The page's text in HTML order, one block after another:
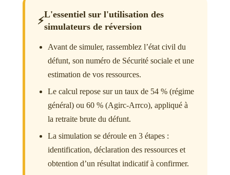
⚡
L'essentiel sur l'utilisation des
simulateurs de réversion
Avant de simuler, rassemblez l’état civil du
défunt, son numéro de Sécurité sociale et une
estimation de vos ressources.
Le calcul repose sur un taux de 54 % (régime
général) ou 60 % (Agirc-Arrco), appliqué à
la retraite brute du défunt.
La simulation se déroule en 3 étapes :
identification, déclaration des ressources et
obtention d’un résultat indicatif à confirmer.